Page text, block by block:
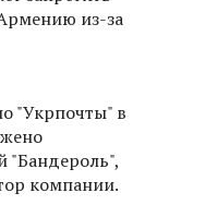
из-за
"Укрпочты" в
"Бандероль",
компании.